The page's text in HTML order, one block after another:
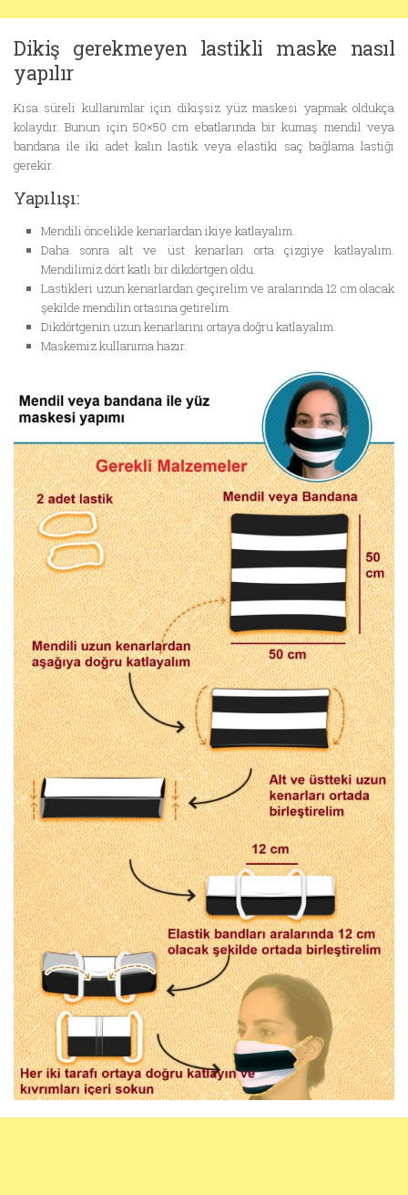
Dikiş gerekmeyen lastikli maske nasıl
yapılır
Kısa süreli kullanımlar için dikişsiz yüz maskesi yapmak oldukça
kolaydır. Bunun için 50×50 cm ebatlarında bir kumaş mendil veya
bandana ile iki adet kalın lastik veya elastiki saç bağlama lastiği
gerekir.
Yapılışı:
Mendili öncelikle kenarlardan ikiye katlayalım.
Daha sonra alt ve üst kenarları orta çizgiye katlayalım.
Mendilimiz dört katlı bir dikdörtgen oldu.
Lastikleri uzun kenarlardan geçirelim ve aralarında 12 cm olacak
şekilde mendilin ortasına getirelim.
Dikdörtgenin uzun kenarlarını ortaya doğru katlayalım.
Maskemiz kullanıma hazır.